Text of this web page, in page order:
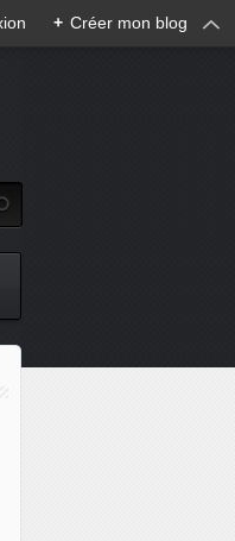
+ Créer mon blog